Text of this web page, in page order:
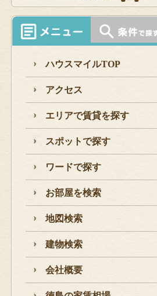
ハウスマイルTOP
アクセス
エリアで賃貸を探す
スポットで探す
ワードで探す
お部屋を検索
地図検索
建物検索
会社概要